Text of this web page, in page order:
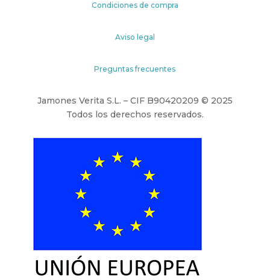
Condiciones de compra
Aviso legal
Preguntas frecuentes
Jamones Verita S.L. – CIF B90420209 © 2025
Todos los derechos reservados.